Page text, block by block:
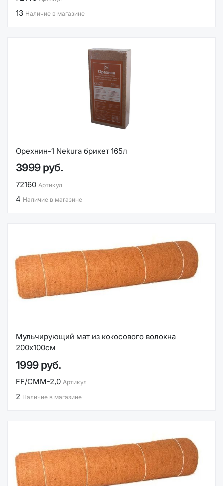
13 Наличие в магазине
Орехнин-1 Nekura брикет 165л
3999 руб.
72160 Артикул
4 Наличие в магазине
Мульчирующий мат из кокосового волокна
200х100см
1999 руб.
FF/СМM-2,0 Артикул
2 Наличие в магазине